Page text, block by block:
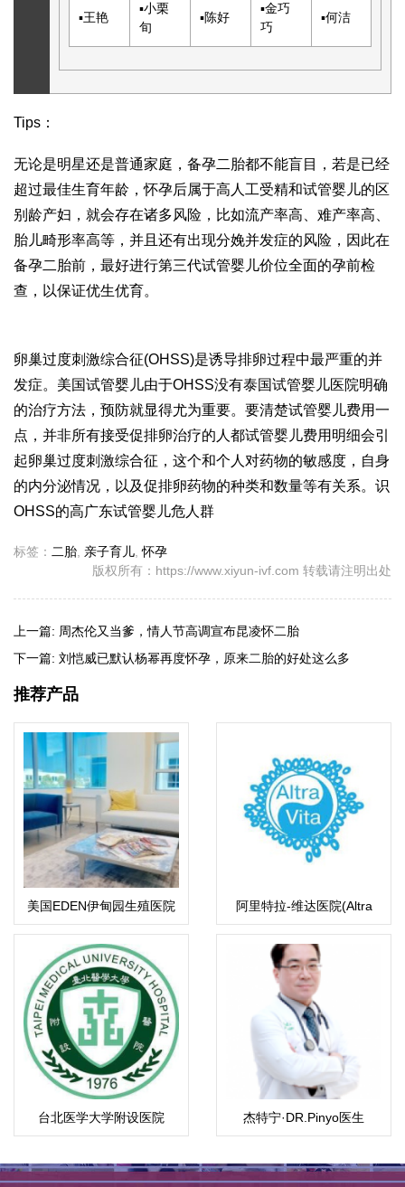
▪王艳
▪小栗
旬
▪陈好
▪金巧
巧
▪何洁
Tips：
无论是明星还是普通家庭，备孕二胎都不能盲目，若是已经
超过最佳生育年龄，怀孕后属于高 人工受精和试管婴儿的区
别 龄产妇，就会存在诸多风险，比如流产率高、难产率高、
胎儿畸形率高等，并且还有出现分娩并发症的风险，因此在
备孕二胎前，最好进行第三代试管婴儿价位全面的孕前检
查，以保证优生优育。
卵巢过度刺激综合征(OHSS)是诱导排卵过程中最严重的并
发症。美国试管婴儿由于OHSS没有泰国试管婴儿医院明确
的治疗方法，预防就显得尤为重要。要清楚试管婴儿费用一
点，并非所有接受促排卵治疗的人都试管婴儿费用明细会引
起卵巢过度刺激综合征，这个和个人对药物的敏感度，自身
的内分泌情况，以及促排卵药物的种类和数量等有关系。识
OHSS的高广东试管婴儿危人群
标签： 二胎, 亲子育儿,怀孕
版权所有：https://www.xiyun-ivf.com 转载请注明出处
上一篇: 周杰伦又当爹，情人节高调宣布昆凌怀二胎
下一篇: 刘恺威已默认杨幂再度怀孕，原来二胎的好处这么多
推荐产品
美国EDEN伊甸园生殖医院
阿里特拉-维达医院(Altra
Vita IVF）
台北医学大学附设医院 杰特宁·DR.Pinyo医生